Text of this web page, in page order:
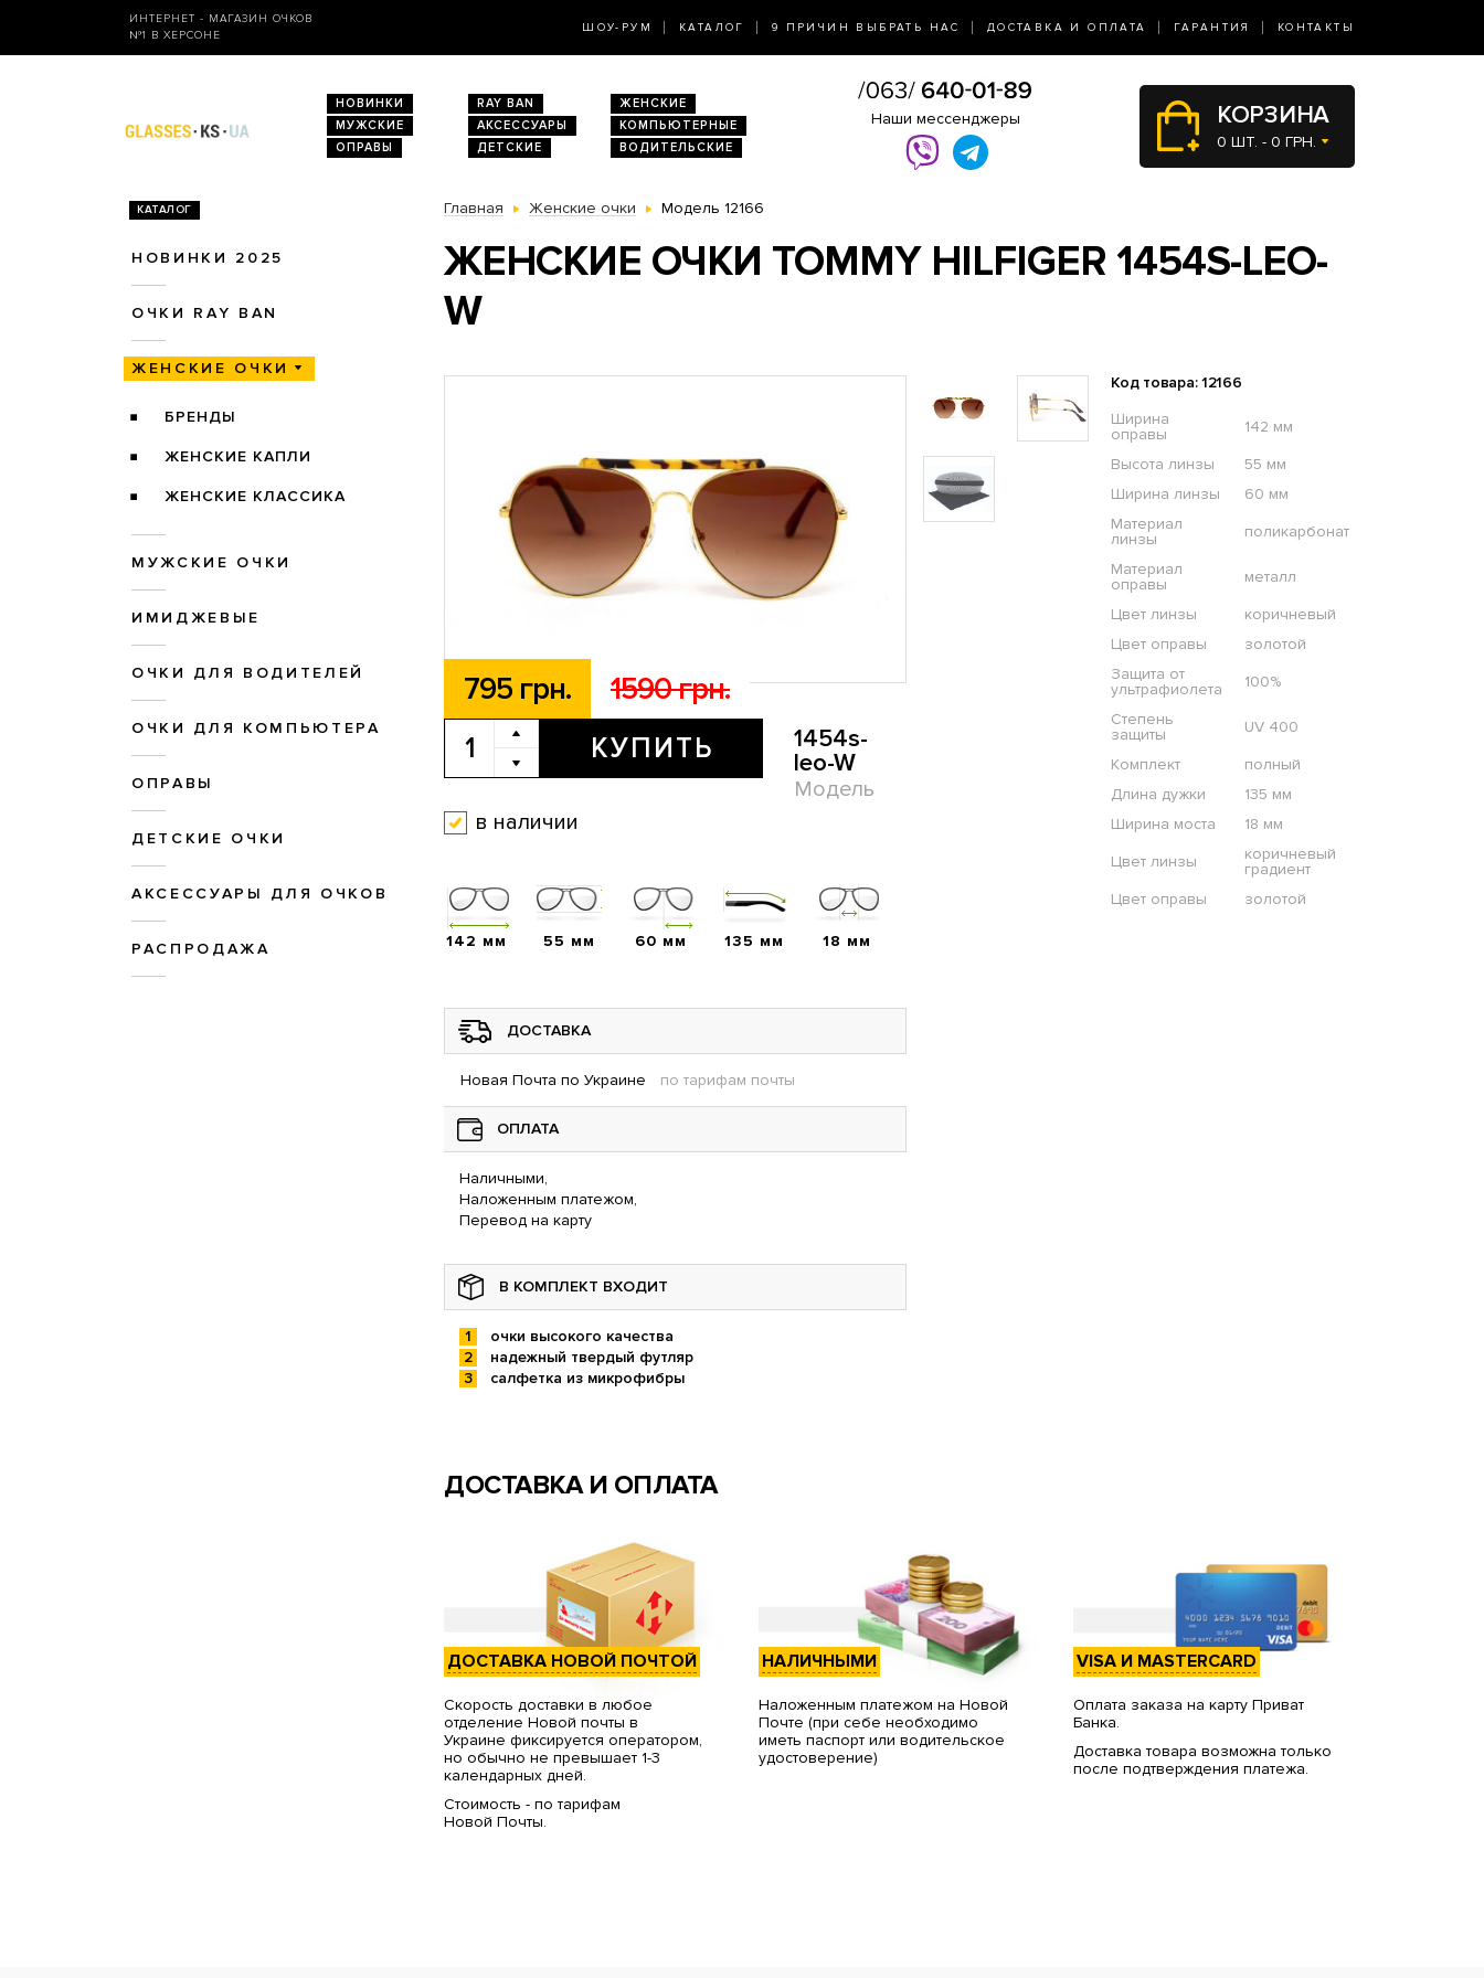
ИНТЕРНЕТ - МАГАЗИН ОЧКОВ
№1 В ХЕРСОНЕ
ШОУ-РУМ КАТАЛОГ 9 ПРИЧИН ВЫБРАТЬ НАС ДОСТАВКА И ОПЛАТА ГАРАНТИЯ КОНТАКТЫ
НОВИНКИ RAY BAN
ЖЕНСКИЕ
МУЖСКИЕ
АКСЕССУАРЫ
КОМПЬЮТЕРНЫЕ
ОПРАВЫ
ДЕТСКИЕ ВОДИТЕЛЬСКИЕ
Наши мессенджеры КОРЗИНА
0 ШТ. - 0 ГРН.
КАТАЛОГ
НОВИНКИ 2025
ОЧКИ RAY BAN
ЖЕНСКИЕ ОЧКИ
БРЕНДЫ
ЖЕНСКИЕ КАПЛИ
ЖЕНСКИЕ КЛАССИКА
МУЖСКИЕ ОЧКИ
ИМИДЖЕВЫЕ
ОЧКИ ДЛЯ ВОДИТЕЛЕЙ
ОЧКИ ДЛЯ КОМПЬЮТЕРА
ОПРАВЫ
ДЕТСКИЕ ОЧКИ
АКСЕССУАРЫ ДЛЯ ОЧКОВ
РАСПРОДАЖА
Главная Женские очки Модель 12166
ЖЕНСКИЕ ОЧКИ TOMMY HILFIGER 1454S-LEO-
W
795 грн. 1590 грн.
КУПИТЬ
1454s-
leo-W
Модель
в наличии
Код товара: 12166
Ширина
оправы
142 мм
Высота линзы
55 мм
Ширина линзы
60 мм
Материал
линзы
поликарбонат
Материал
оправы
металл
Цвет линзы
коричневый
Цвет оправы
золотой
Защита от
ультрафиолета
100%
Степень
защиты
UV 400
Комплект
полный
Длина дужки
135 мм
Ширина моста
18 мм
Цвет линзы
коричневый
градиент
Цвет оправы
золотой
142 мм 55 мм 60 мм 135 мм 18 мм
ДОСТАВКА
Новая Почта по Украине по тарифам почты
ОПЛАТА
Наличными,
Наложенным платежом,
Перевод на карту
В КОМПЛЕКТ ВХОДИТ
очки высокого качества
надежный твердый футляр
салфетка из микрофибры
ДОСТАВКА И ОПЛАТА
ДОСТАВКА НОВОЙ ПОЧТОЙ
Скорость доставки в любое
отделение Новой почты в
Украине фиксируется оператором,
но обычно не превышает 1-3
календарных дней.
Стоимость - по тарифам
Новой Почты.
НАЛИЧНЫМИ
Наложенным платежом на Новой
Почте (при себе необходимо
иметь паспорт или водительское
удостоверение)
VISA И MASTERCARD
Оплата заказа на карту Приват
Банка.
Доставка товара возможна только
после подтверждения платежа.